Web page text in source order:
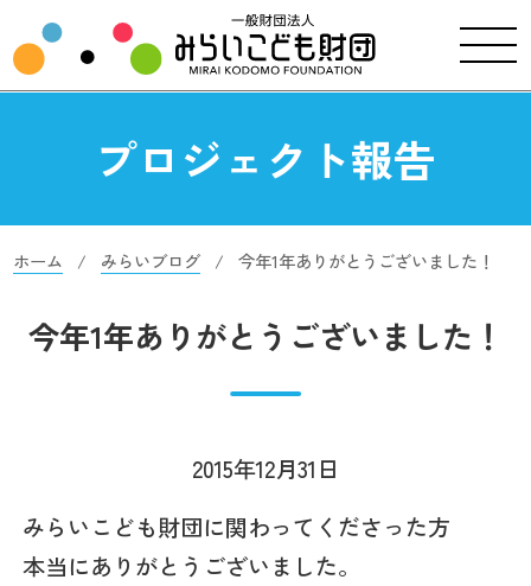
プロジェクト報告
ホーム みらいブログ 今年1年ありがとうございました！
今年1年ありがとうございました！
2015年12月31日
みらいこども財団に関わってくださった方
本当にありがとうございました。